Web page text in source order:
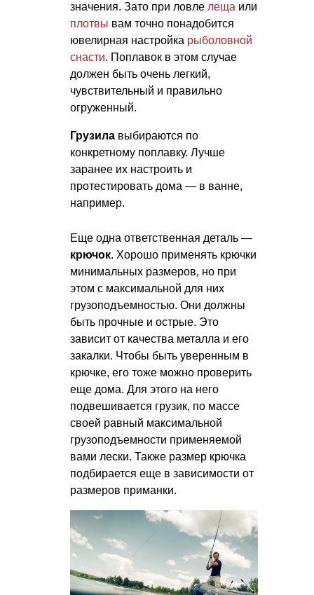
значения. Зато при ловле леща или
плотвы вам точно понадобится
ювелирная настройка рыболовной
снасти. Поплавок в этом случае
должен быть очень легкий,
чувствительный и правильно
огруженный.
Грузила выбираются по
конкретному поплавку. Лучше
заранее их настроить и
протестировать дома — в ванне,
например.
Еще одна ответственная деталь —
крючок. Хорошо применять крючки
минимальных размеров, но при
этом с максимальной для них
грузоподъемностью. Они должны
быть прочные и острые. Это
зависит от качества металла и его
закалки. Чтобы быть уверенным в
крючке, его тоже можно проверить
еще дома. Для этого на него
подвешивается грузик, по массе
своей равный максимальной
грузоподъемности применяемой
вами лески. Также размер крючка
подбирается еще в зависимости от
размеров приманки.